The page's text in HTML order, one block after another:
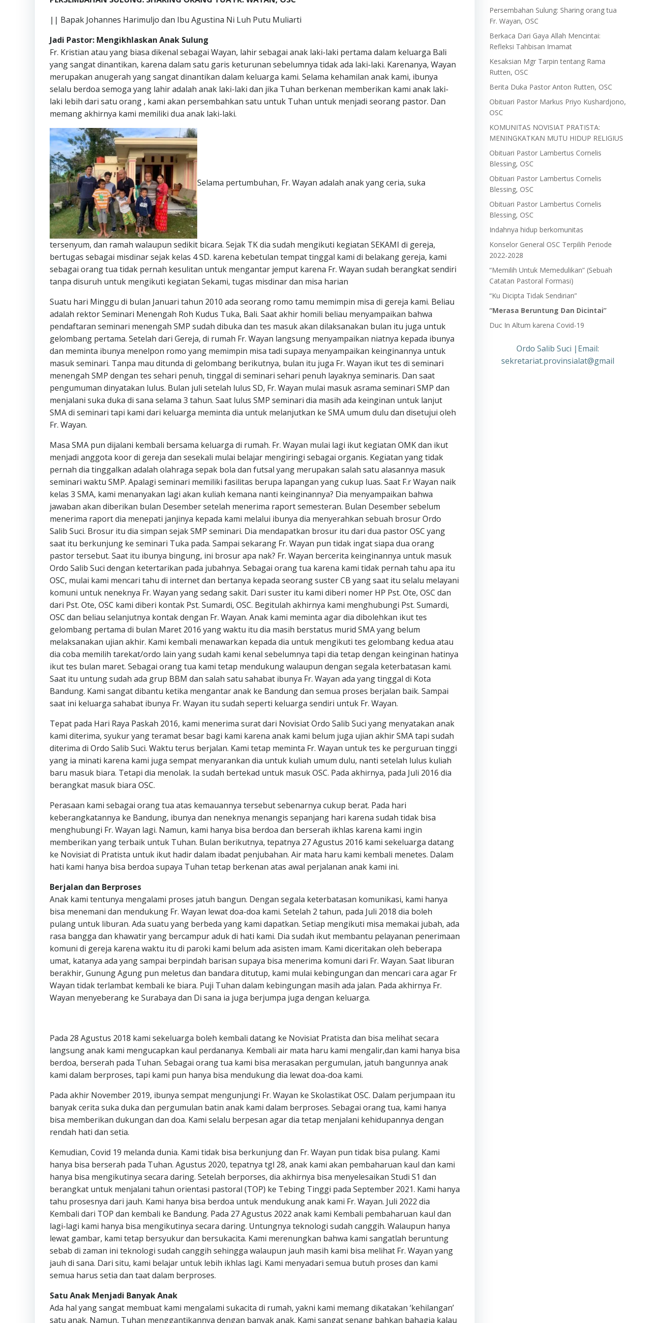
|| Bapak Johannes Harimuljo dan Ibu Agustina Ni Luh Putu Muliarti
Jadi Pastor: Mengikhlaskan Anak Sulung
Fr. Kristian atau yang biasa dikenal sebagai Wayan, lahir sebagai anak laki-laki pertama dalam keluarga Bali
yang sangat dinantikan, karena dalam satu garis keturunan sebelumnya tidak ada laki-laki. Karenanya, Wayan
merupakan anugerah yang sangat dinantikan dalam keluarga kami. Selama kehamilan anak kami, ibunya
selalu berdoa semoga yang lahir adalah anak laki-laki dan jika Tuhan berkenan memberikan kami anak laki-
laki lebih dari satu orang , kami akan persembahkan satu untuk Tuhan untuk menjadi seorang pastor. Dan
memang akhirnya kami memiliki dua anak laki-laki.
Selama pertumbuhan, Fr. Wayan adalah anak yang ceria, suka
tersenyum, dan ramah walaupun sedikit bicara. Sejak TK dia sudah mengikuti kegiatan SEKAMI di gereja,
bertugas sebagai misdinar sejak kelas 4 SD. karena kebetulan tempat tinggal kami di belakang gereja, kami
sebagai orang tua tidak pernah kesulitan untuk mengantar jemput karena Fr. Wayan sudah berangkat sendiri
tanpa disuruh untuk mengikuti kegiatan Sekami, tugas misdinar dan misa harian
Suatu hari Minggu di bulan Januari tahun 2010 ada seorang romo tamu memimpin misa di gereja kami. Beliau
adalah rektor Seminari Menengah Roh Kudus Tuka, Bali. Saat akhir homili beliau menyampaikan bahwa
pendaftaran seminari menengah SMP sudah dibuka dan tes masuk akan dilaksanakan bulan itu juga untuk
gelombang pertama. Setelah dari Gereja, di rumah Fr. Wayan langsung menyampaikan niatnya kepada ibunya
dan meminta ibunya menelpon romo yang memimpin misa tadi supaya menyampaikan keinginannya untuk
masuk seminari. Tanpa mau ditunda di gelombang berikutnya, bulan itu juga Fr. Wayan ikut tes di seminari
menengah SMP dengan tes sehari penuh, tinggal di seminari sehari penuh layaknya seminaris. Dan saat
pengumuman dinyatakan lulus. Bulan juli setelah lulus SD, Fr. Wayan mulai masuk asrama seminari SMP dan
menjalani suka duka di sana selama 3 tahun. Saat lulus SMP seminari dia masih ada keinginan untuk lanjut
SMA di seminari tapi kami dari keluarga meminta dia untuk melanjutkan ke SMA umum dulu dan disetujui oleh
Fr. Wayan.
Masa SMA pun dijalani kembali bersama keluarga di rumah. Fr. Wayan mulai lagi ikut kegiatan OMK dan ikut
menjadi anggota koor di gereja dan sesekali mulai belajar mengiringi sebagai organis. Kegiatan yang tidak
pernah dia tinggalkan adalah olahraga sepak bola dan futsal yang merupakan salah satu alasannya masuk
seminari waktu SMP. Apalagi seminari memiliki fasilitas berupa lapangan yang cukup luas. Saat F.r Wayan naik
kelas 3 SMA, kami menanyakan lagi akan kuliah kemana nanti keinginannya? Dia menyampaikan bahwa
jawaban akan diberikan bulan Desember setelah menerima raport semesteran. Bulan Desember sebelum
menerima raport dia menepati janjinya kepada kami melalui ibunya dia menyerahkan sebuah brosur Ordo
Salib Suci. Brosur itu dia simpan sejak SMP seminari. Dia mendapatkan brosur itu dari dua pastor OSC yang
saat itu berkunjung ke seminari Tuka pada. Sampai sekarang Fr. Wayan pun tidak ingat siapa dua orang
pastor tersebut. Saat itu ibunya bingung, ini brosur apa nak? Fr. Wayan bercerita keinginannya untuk masuk
Ordo Salib Suci dengan ketertarikan pada jubahnya. Sebagai orang tua karena kami tidak pernah tahu apa itu
OSC, mulai kami mencari tahu di internet dan bertanya kepada seorang suster CB yang saat itu selalu melayani
komuni untuk neneknya Fr. Wayan yang sedang sakit. Dari suster itu kami diberi nomer HP Pst. Ote, OSC dan
dari Pst. Ote, OSC kami diberi kontak Pst. Sumardi, OSC. Begitulah akhirnya kami menghubungi Pst. Sumardi,
OSC dan beliau selanjutnya kontak dengan Fr. Wayan. Anak kami meminta agar dia dibolehkan ikut tes
gelombang pertama di bulan Maret 2016 yang waktu itu dia masih berstatus murid SMA yang belum
melaksanakan ujian akhir. Kami kembali menawarkan kepada dia untuk mengikuti tes gelombang kedua atau
dia coba memilih tarekat/ordo lain yang sudah kami kenal sebelumnya tapi dia tetap dengan keinginan hatinya
ikut tes bulan maret. Sebagai orang tua kami tetap mendukung walaupun dengan segala keterbatasan kami.
Saat itu untung sudah ada grup BBM dan salah satu sahabat ibunya Fr. Wayan ada yang tinggal di Kota
Bandung. Kami sangat dibantu ketika mengantar anak ke Bandung dan semua proses berjalan baik. Sampai
saat ini keluarga sahabat ibunya Fr. Wayan itu sudah seperti keluarga sendiri untuk Fr. Wayan.
Tepat pada Hari Raya Paskah 2016, kami menerima surat dari Novisiat Ordo Salib Suci yang menyatakan anak
kami diterima, syukur yang teramat besar bagi kami karena anak kami belum juga ujian akhir SMA tapi sudah
diterima di Ordo Salib Suci. Waktu terus berjalan. Kami tetap meminta Fr. Wayan untuk tes ke perguruan tinggi
yang ia minati karena kami juga sempat menyarankan dia untuk kuliah umum dulu, nanti setelah lulus kuliah
baru masuk biara. Tetapi dia menolak. Ia sudah bertekad untuk masuk OSC. Pada akhirnya, pada Juli 2016 dia
berangkat masuk biara OSC.
Perasaan kami sebagai orang tua atas kemauannya tersebut sebenarnya cukup berat. Pada hari
keberangkatannya ke Bandung, ibunya dan neneknya menangis sepanjang hari karena sudah tidak bisa
menghubungi Fr. Wayan lagi. Namun, kami hanya bisa berdoa dan berserah ikhlas karena kami ingin
memberikan yang terbaik untuk Tuhan. Bulan berikutnya, tepatnya 27 Agustus 2016 kami sekeluarga datang
ke Novisiat di Pratista untuk ikut hadir dalam ibadat penjubahan. Air mata haru kami kembali menetes. Dalam
hati kami hanya bisa berdoa supaya Tuhan tetap berkenan atas awal perjalanan anak kami ini.
Berjalan dan Berproses
Anak kami tentunya mengalami proses jatuh bangun. Dengan segala keterbatasan komunikasi, kami hanya
bisa menemani dan mendukung Fr. Wayan lewat doa-doa kami. Setelah 2 tahun, pada Juli 2018 dia boleh
pulang untuk liburan. Ada suatu yang berbeda yang kami dapatkan. Setiap mengikuti misa memakai jubah, ada
rasa bangga dan khawatir yang bercampur aduk di hati kami. Dia sudah ikut membantu pelayanan penerimaan
komuni di gereja karena waktu itu di paroki kami belum ada asisten imam. Kami diceritakan oleh beberapa
umat, katanya ada yang sampai berpindah barisan supaya bisa menerima komuni dari Fr. Wayan. Saat liburan
berakhir, Gunung Agung pun meletus dan bandara ditutup, kami mulai kebingungan dan mencari cara agar Fr
Wayan tidak terlambat kembali ke biara. Puji Tuhan dalam kebingungan masih ada jalan. Pada akhirnya Fr.
Wayan menyeberang ke Surabaya dan Di sana ia juga berjumpa juga dengan keluarga.
Pada 28 Agustus 2018 kami sekeluarga boleh kembali datang ke Novisiat Pratista dan bisa melihat secara
langsung anak kami mengucapkan kaul perdananya. Kembali air mata haru kami mengalir,dan kami hanya bisa
berdoa, berserah pada Tuhan. Sebagai orang tua kami bisa merasakan pergumulan, jatuh bangunnya anak
kami dalam berproses, tapi kami pun hanya bisa mendukung dia lewat doa-doa kami.
Pada akhir November 2019, ibunya sempat mengunjungi Fr. Wayan ke Skolastikat OSC. Dalam perjumpaan itu
banyak cerita suka duka dan pergumulan batin anak kami dalam berproses. Sebagai orang tua, kami hanya
bisa memberikan dukungan dan doa. Kami selalu berpesan agar dia tetap menjalani kehidupannya dengan
rendah hati dan setia.
Kemudian, Covid 19 melanda dunia. Kami tidak bisa berkunjung dan Fr. Wayan pun tidak bisa pulang. Kami
hanya bisa berserah pada Tuhan. Agustus 2020, tepatnya tgl 28, anak kami akan pembaharuan kaul dan kami
hanya bisa mengikutinya secara daring. Setelah berporses, dia akhirnya bisa menyelesaikan Studi S1 dan
berangkat untuk menjalani tahun orientasi pastoral (TOP) ke Tebing Tinggi pada September 2021. Kami hanya
tahu prosesnya dari jauh. Kami hanya bisa berdoa untuk mendukung anak kami Fr. Wayan. Juli 2022 dia
Kembali dari TOP dan kembali ke Bandung. Pada 27 Agustus 2022 anak kami Kembali pembaharuan kaul dan
lagi-lagi kami hanya bisa mengikutinya secara daring. Untungnya teknologi sudah canggih. Walaupun hanya
lewat gambar, kami tetap bersyukur dan bersukacita. Kami merenungkan bahwa kami sangatlah beruntung
sebab di zaman ini teknologi sudah canggih sehingga walaupun jauh masih kami bisa melihat Fr. Wayan yang
jauh di sana. Dari situ, kami belajar untuk lebih ikhlas lagi. Kami menyadari semua butuh proses dan kami
semua harus setia dan taat dalam berproses.
Satu Anak Menjadi Banyak Anak
Ada hal yang sangat membuat kami mengalami sukacita di rumah, yakni kami memang dikatakan ‘kehilangan’
satu anak. Namun, Tuhan menggantikannya dengan banyak anak. Kami sangat senang bahkan bahagia kalau
Persembahan Sulung: Sharing orang tua
Fr. Wayan, OSC
Berkaca Dari Gaya Allah Mencintai:
Refleksi Tahbisan Imamat
Kesaksian Mgr Tarpin tentang Rama
Rutten, OSC
Berita Duka Pastor Anton Rutten, OSC
Obituari Pastor Markus Priyo Kushardjono,
OSC
KOMUNITAS NOVISIAT PRATISTA:
MENINGKATKAN MUTU HIDUP RELIGIUS
Obituari Pastor Lambertus Cornelis
Blessing, OSC
Obituari Pastor Lambertus Cornelis
Blessing, OSC
Obituari Pastor Lambertus Cornelis
Blessing, OSC
Indahnya hidup berkomunitas
Konselor General OSC Terpilih Periode
2022-2028
“Memilih Untuk Memedulikan” (Sebuah
Catatan Pastoral Formasi)
“Ku Dicipta Tidak Sendirian”
“Merasa Beruntung Dan Dicintai”
Duc In Altum karena Covid-19
Ordo Salib Suci |Email:
sekretariat.provinsialat@gmail